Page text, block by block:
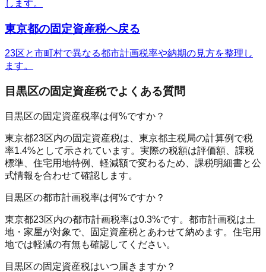
します。
東京都の固定資産税へ戻る
23区と市町村で異なる都市計画税率や納期の見方を整理し
ます。
目黒区の固定資産税でよくある質問
目黒区の固定資産税率は何%ですか？
東京都23区内の固定資産税は、東京都主税局の計算例で税
率1.4%として示されています。実際の税額は評価額、課税
標準、住宅用地特例、軽減額で変わるため、課税明細書と公
式情報を合わせて確認します。
目黒区の都市計画税率は何%ですか？
東京都23区内の都市計画税率は0.3%です。都市計画税は土
地・家屋が対象で、固定資産税とあわせて納めます。住宅用
地では軽減の有無も確認してください。
目黒区の固定資産税はいつ届きますか？